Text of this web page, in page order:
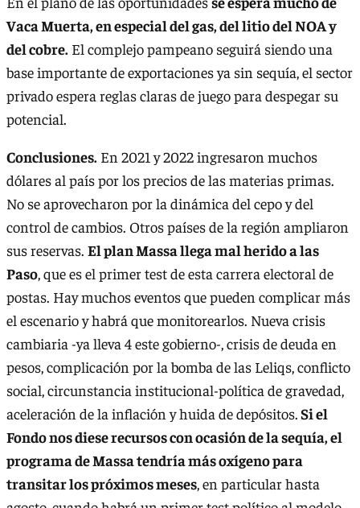
Vaca Muerta, en especial del gas, del litio del NOA y
del cobre. El complejo pampeano seguirá siendo una
base importante de exportaciones ya sin sequía, el sector
privado espera reglas claras de juego para despegar su
potencial.
Conclusiones. En 2021 y 2022 ingresaron muchos
dólares al país por los precios de las materias primas.
No se aprovecharon por la dinámica del cepo y del
control de cambios. Otros países de la región ampliaron
sus reservas. El plan Massa llega mal herido a las
Paso, que es el primer test de esta carrera electoral de
postas. Hay muchos eventos que pueden complicar más
el escenario y habrá que monitorearlos. Nueva crisis
cambiaria -ya lleva 4 este gobierno-, crisis de deuda en
pesos, complicación por la bomba de las Leliqs, conflicto
social, circunstancia institucional-política de gravedad,
aceleración de la inflación y huida de depósitos.Si el
Fondo nos diese recursos con ocasión de la sequía, el
programa de Massa tendría más oxígeno para
transitar los próximos meses, en particular hasta